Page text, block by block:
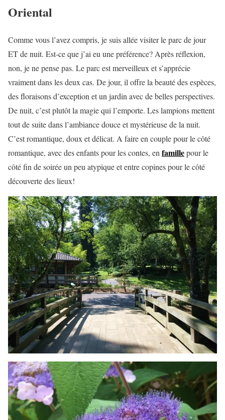
Oriental
Comme vous l’avez compris, je suis allée visiter le parc de jour
ET de nuit. Est-ce que j’ai eu une préférence? Après réflexion,
non, je ne pense pas. Le parc est merveilleux et s’apprécie
vraiment dans les deux cas. De jour, il offre la beauté des espèces,
des floraisons d’exception et un jardin avec de belles perspectives.
De nuit, c’est plutôt la magie qui l’emporte. Les lampions mettent
tout de suite dans l’ambiance douce et mystérieuse de la nuit.
C’est romantique, doux et délicat. A faire en couple pour le côté
romantique, avec des enfants pour les contes, en famillepour le
côté fin de soirée un peu atypique et entre copines pour le côté
découverte des lieux!